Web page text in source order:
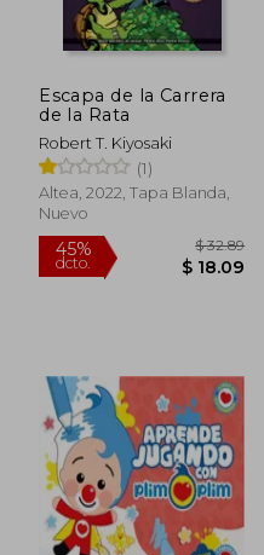
45%
dcto.
$ 47.35
$ 26.04
Escapa de la Carrera
de la Rata
Robert T. Kiyosaki
(1)
Altea, 2022, Tapa Blanda,
Nuevo